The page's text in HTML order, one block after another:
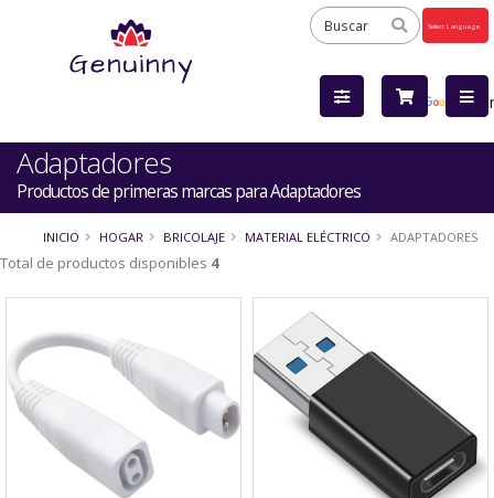
by
Adaptadores
Productos de primeras marcas para Adaptadores
INICIO HOGAR BRICOLAJE MATERIAL ELÉCTRICO ADAPTADORES
Total de productos disponibles 4